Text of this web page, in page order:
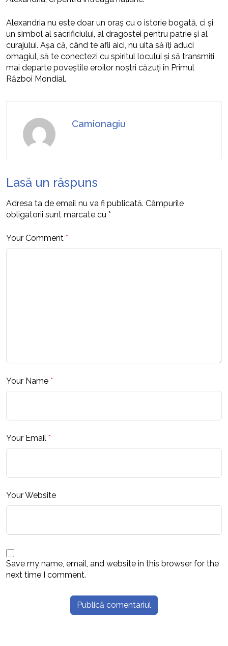
Alexandria nu este doar un oraș cu o istorie bogată, ci și
un simbol al sacrificiului, al dragostei pentru patrie și al
curajului. Așa că, când te afli aici, nu uita să îți aduci
omagiul, să te conectezi cu spiritul locului și să transmiți
mai departe poveștile eroilor noștri căzuți în Primul
Război Mondial.
Camionagiu
Lasă un răspuns
Adresa ta de email nu va fi publicată. Câmpurile
obligatorii sunt marcate cu *
Your Comment *
Your Name *
Your Email *
Your Website
Save my name, email, and website in this browser for the
next time I comment.